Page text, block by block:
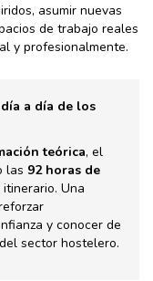
asumir nuevas
de trabajo reales
y profesionalmente.
a día de los
teórica, el
las 92 horas de
Una
y conocer de
sector hostelero.